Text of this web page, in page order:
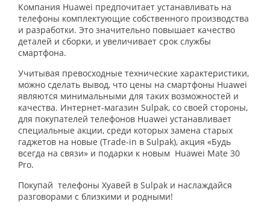
Компания Huawei предпочитает устанавливать на
телефоны комплектующие собственного производства
и разработки. Это значительно повышает качество
деталей и сборки, и увеличивает срок службы
смартфона.
Учитывая превосходные технические характеристики,
можно сделать вывод, что цены на смартфоны Huawei
являются минимальными для таких возможностей и
качества. Интернет-магазин Sulpak, со своей стороны,
для покупателей телефонов Huawei устанавливает
специальные акции, среди которых замена старых
гаджетов на новые (Trade-in в Sulpak), акция «Будь
всегда на связи» и подарки к новым Huawei Mate 30
Pro.
Покупай телефоны Хуавей в Sulpak и наслаждайся
разговорами с близкими и родными!